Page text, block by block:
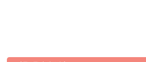
:::